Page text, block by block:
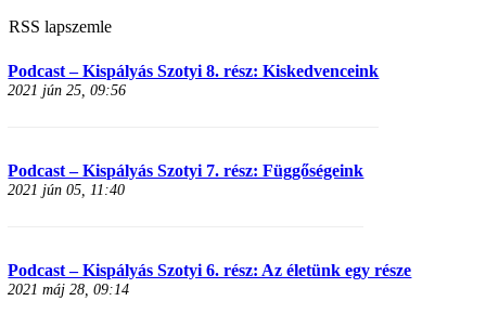
RSS lapszemle
Podcast – Kispályás Szotyi 8. rész: Kiskedvenceink
2021 jún 25, 09:56
Podcast – Kispályás Szotyi 7. rész: Függőségeink
2021 jún 05, 11:40
Podcast – Kispályás Szotyi 6. rész: Az életünk egy része
2021 máj 28, 09:14